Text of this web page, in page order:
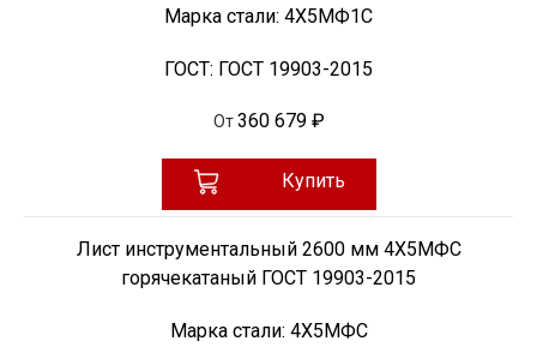
Марка стали: 4Х5МФ1С
ГОСТ: ГОСТ 19903-2015
От 360 679 ₽
Купить
Лист инструментальный 2600 мм 4Х5МФС
горячекатаный ГОСТ 19903-2015
Марка стали: 4Х5МФС